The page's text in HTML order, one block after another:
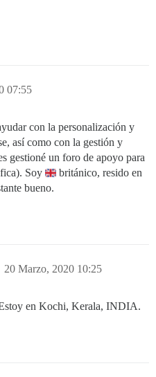
07:55
con la personalización y
así como con la gestión y
gestioné un foro de apoyo para
Soy
británico, resido en
bueno.
20 Marzo, 2020 10:25
en Kochi, Kerala, INDIA.